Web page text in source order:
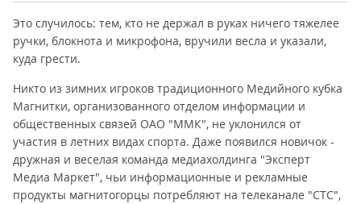
Это случилось: тем, кто не держал в руках ничего тяжелее
ручки, блокнота и микрофона, вручили весла и указали,
куда грести.
Никто из зимних игроков традиционного Медийного кубка
Магнитки, организованного отделом информации и
общественных связей ОАО "ММК", не уклонился от
участия в летних видах спорта. Даже появился новичок -
дружная и веселая команда медиахолдинга "Эксперт
Медиа Маркет", чьи информационные и рекламные
продукты магнитогорцы потребляют на телеканале "СТС",